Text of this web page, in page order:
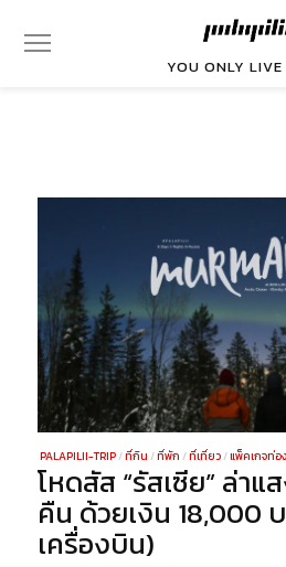
YOU ONLY LIVE
PALAPILII-TRIP /ที่กิน /ที่พัก /ที่เที่ยว /แพ็คเกจท่อ
โหดสัส “รัสเซีย” ล่าแ
คืน ด้วยเงิน 18,000
เครื่องบิน)